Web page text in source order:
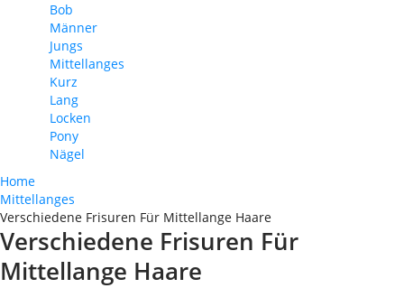
Bob
Männer
Jungs
Mittellanges
Kurz
Lang
Locken
Pony
Nägel
Home
Mittellanges
Verschiedene Frisuren Für Mittellange Haare
Verschiedene Frisuren Für
Mittellange Haare